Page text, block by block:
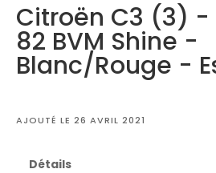
Citroën C3 (3) -
82 BVM Shine -
Blanc/Rouge -
AJOUTÉ LE 26 AVRIL 2021
Détails